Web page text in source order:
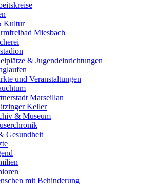
Kultur
Miesbach
& Jugendeinrichtungen
und Veranstaltungen
Marseillan
Keller
& Museum
Gesundheit
mit Behinderung